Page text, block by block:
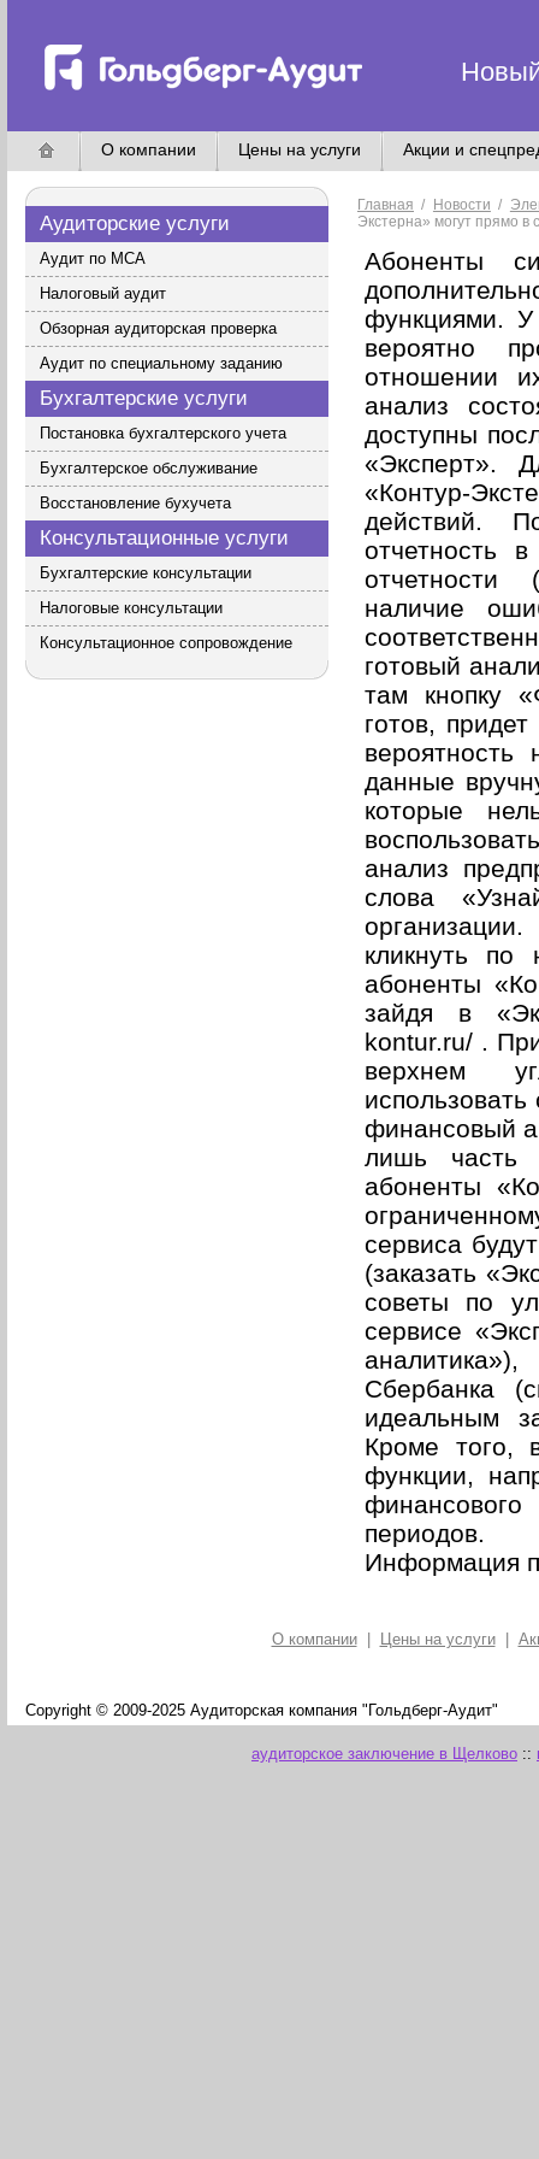
О компании Цены на услуги Акции и
Аудиторские услуги
Аудит по МСА
Налоговый аудит
Обзорная аудиторская проверка
Аудит по специальному заданию
Бухгалтерские услуги
Постановка бухгалтерского учета
Бухгалтерское обслуживание
Восстановление бухучета
Консультационные услуги
Бухгалтерские консультации
Налоговые консультации
Консультационное сопровождение
Главная / Новости /
Экстерна» могут прямо в
Абоненты
функциями. У
вероятно
отношении
анализ
доступны
«Эксперт».
«Контур-
действий.
отчетность
отчетности
наличие
готовый
там кнопку
готов,
вероятность
данные
которые
анализ
слова
кликнуть по
абоненты
зайдя в
kontur.ru/ .
верхнем
финансовый
лишь часть
абоненты
сервиса
(заказать
советы по
сервисе
Сбербанка
идеальным
Кроме того,
функции,
периодов.
Информация
О компании Цены на услуги
Copyright © 2009-2025 Аудиторская компания "Гольдберг-Аудит"
аудиторское заключение в Щелково ::